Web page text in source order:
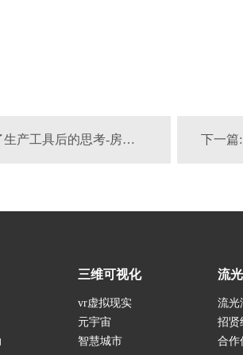
上一篇:手机成了生产工具后的思考-房地产微沙盘系统 下一篇
三维可视化
vr虚拟现实
元宇宙
智慧城市
流
流光
招贤
合作